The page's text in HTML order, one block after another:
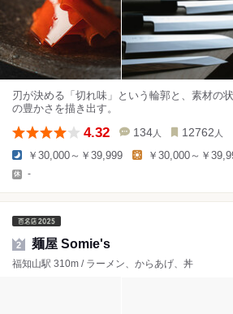
刃が決める「切れ味」という輪郭と、素材の
の豊かさを描き出す。
4.32 134 人 12762 人
￥30,000～￥39,999 ￥30,000～￥
-
2 麺屋 Somie's
福知山駅 310m / ラーメン、からあげ、丼